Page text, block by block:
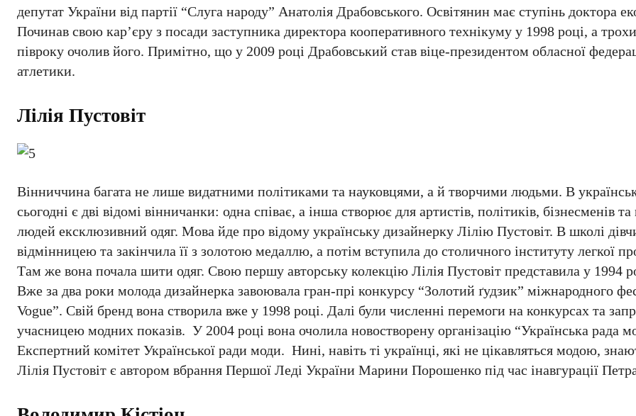
депутат України від партії “Слуга народу” Анатолія Драбовського. Освітянин має ступінь доктора
Починав свою кар’єру з посади заступника директора кооперативного технікуму у 1998 році, а
півроку очолив його. Примітно, що у 2009 році Драбовський став віце-президентом обласної
атлетики.
Лілія Пустовіт
Вінниччина багата не лише видатними політиками та науковцями, а й творчими людьми. В
сьогодні є дві відомі вінничанки: одна співає, а інша створює для артистів, політиків, бізнесменів
людей ексклюзивний одяг. Мова йде про відому українську дизайнерку Лілію Пустовіт. В школі
відмінницею та закінчила її з золотою медаллю, а потім вступила до столичного інституту легкої
Там же вона почала шити одяг. Свою першу авторську колекцію Лілія Пустовіт представила у 1994
Вже за два роки молода дизайнерка завоювала гран-прі конкурсу “Золотий ґудзик” міжнародного
Vogue”. Свій бренд вона створила вже у 1998 році. Далі були численні перемоги на конкурсах та
учасницею модних показів. У 2004 році вона очолила новостворену організацію “Українська рада
Експертний комітет Української ради моди. Нині, навіть ті українці, які не цікавляться модою,
Лілія Пустовіт є автором вбрання Першої Леді України Марини Порошенко під час інавгурації